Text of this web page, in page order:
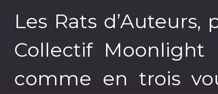
Les Rats d’Auteurs,
Collectif
comme en trois